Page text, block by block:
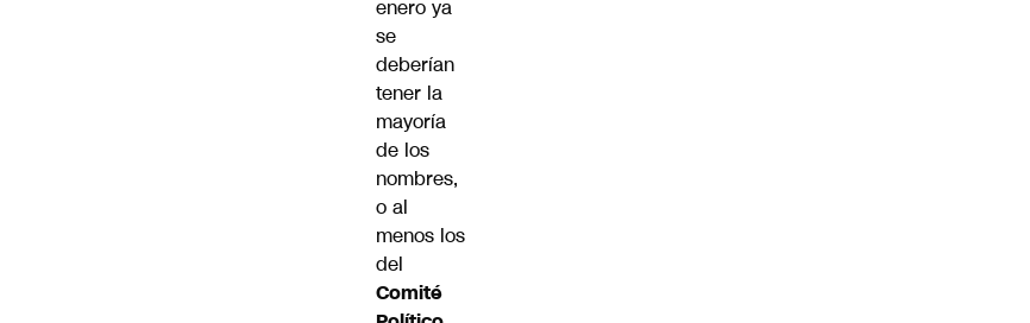
enero ya
se
deberían
tener la
mayoría
de los
nombres,
o al
menos los
del
Comité